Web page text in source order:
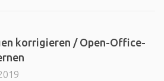
korrigieren / Open-Office-